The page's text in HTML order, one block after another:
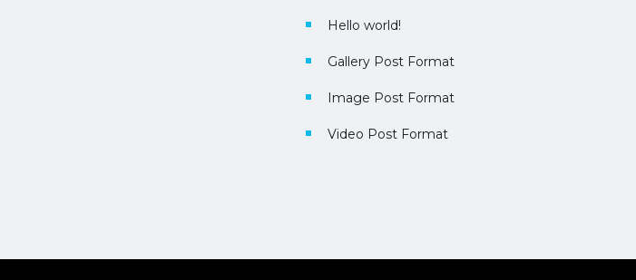
Hello world!
Gallery Post Format
Image Post Format
Video Post Format